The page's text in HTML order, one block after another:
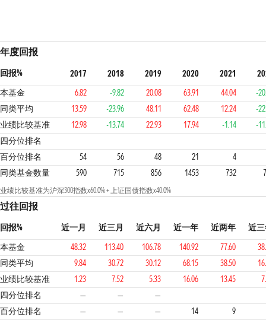
年度回报
回报% 2017 2018 2019 2020 2021
本基金
6.82 -9.82 20.08 63.91 44.04
-
同类平均
13.59 -23.96 48.11 62.48 12.24
-
业绩比较基准
12.98 -13.74 22.93 17.94 -1.14
-
四分位排名
3 3 2 1 1 3
百分位排名 54 56 48 21
4
同类基金数量
590 715 856 1453 732
业绩比较基准为沪深300指数x60.0% + 上证国债指数x40.0%
过往回报
回报% 近一月 近三月 近六月 近一年 近两年
近
本基金
48.32 113.40 106.78 140.92 77.60
同类平均
9.84 30.72 30.12 68.15 38.50
业绩比较基准
1.23 7.52 5.33 16.06 13.45
四分位排名
— — —
1 1 1
百分位排名 — — — 14
9